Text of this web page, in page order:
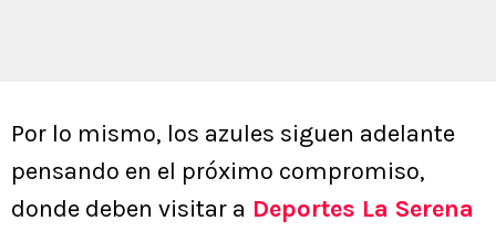
Por lo mismo, los azules siguen adelante
pensando en el próximo compromiso,
donde deben visitar a Deportes La Serena